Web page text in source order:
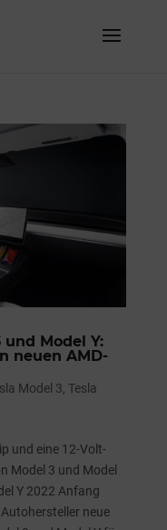
Model Y:
neuen AMD-
Model 3 Tesla
und eine 12-Volt-
Model 3 und Model
Y 2022 Anfang
neue